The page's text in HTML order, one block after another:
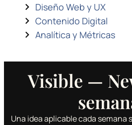
Diseño Web y UX
Contenido Digital
Analítica y Métricas
Visible —
Una idea aplicable cada semana